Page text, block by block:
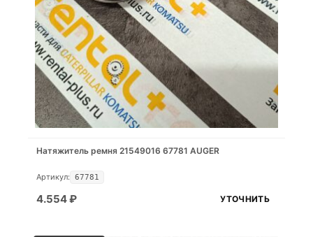
Натяжитель ремня 21549016 67781 AUGER
Артикул: 67781
4.554₽ УТОЧНИТЬ